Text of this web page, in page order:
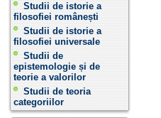
Studii de istorie a
filosofiei românești
Studii de istorie a
filosofiei universale
Studii de
epistemologie și de
teorie a valorilor
Studii de teoria
categoriilor